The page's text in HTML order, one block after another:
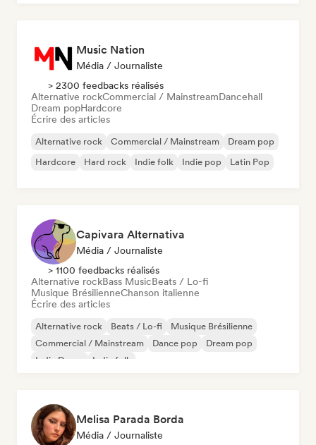
Music Nation
Média / Journaliste
> 2300 feedbacks réalisés
Alternative rockCommercial / MainstreamDancehall
Dream popHardcore
Écrire des articles
Alternative rock Commercial / Mainstream
Dream pop
Hardcore
Hard rock Indie folk Indie pop Latin Pop
Capivara Alternativa
Média / Journaliste
> 1100 feedbacks réalisés
Alternative rockBass MusicBeats / Lo-fi
Musique BrésilienneChanson italienne
Écrire des articles
Alternative rock Beats / Lo-fi
Musique Brésilienne
Commercial / Mainstream
Dance pop
Dream pop
Indie Dance
Indie folk
Melisa Parada Borda
Média / Journaliste